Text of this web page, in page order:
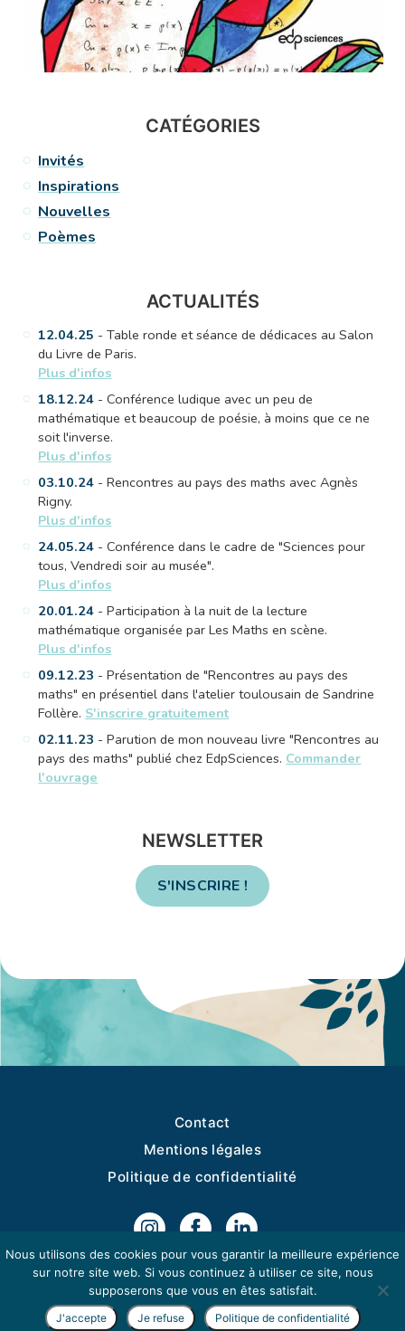
CATÉGORIES
Invités
Inspirations
Nouvelles
Poèmes
ACTUALITÉS
12.04.25 - Table ronde et séance de dédicaces au Salon
du Livre de Paris.
Plus d'infos
18.12.24 - Conférence ludique avec un peu de
mathématique et beaucoup de poésie, à moins que ce ne
soit l'inverse.
Plus d'infos
03.10.24 - Rencontres au pays des maths avec Agnès
Rigny.
Plus d'infos
24.05.24 - Conférence dans le cadre de "Sciences pour
tous, Vendredi soir au musée".
Plus d'infos
20.01.24 - Participation à la nuit de la lecture
mathématique organisée par Les Maths en scène.
Plus d'infos
09.12.23 - Présentation de "Rencontres au pays des
maths" en présentiel dans l'atelier toulousain de Sandrine
Follère. S'inscrire gratuitement
02.11.23 - Parution de mon nouveau livre "Rencontres au
pays des maths" publié chez EdpSciences. Commander
l'ouvrage
NEWSLETTER
S'INSCRIRE !
Contact
Mentions légales
Politique de confidentialité
NEWSLETTER
Nous utilisons des cookies pour vous garantir la meilleure expérience
sur notre site web. Si vous continuez à utiliser ce site, nous
supposerons que vous en êtes satisfait.
J'accepte Je refuse Politique de confidentialité